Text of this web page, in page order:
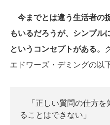
今までとは違う生活者の
もいるだろうが、シンプル
というコンセプトがある。
エドワーズ・デミングの以
「正しい質問の仕方を
ることはできない」